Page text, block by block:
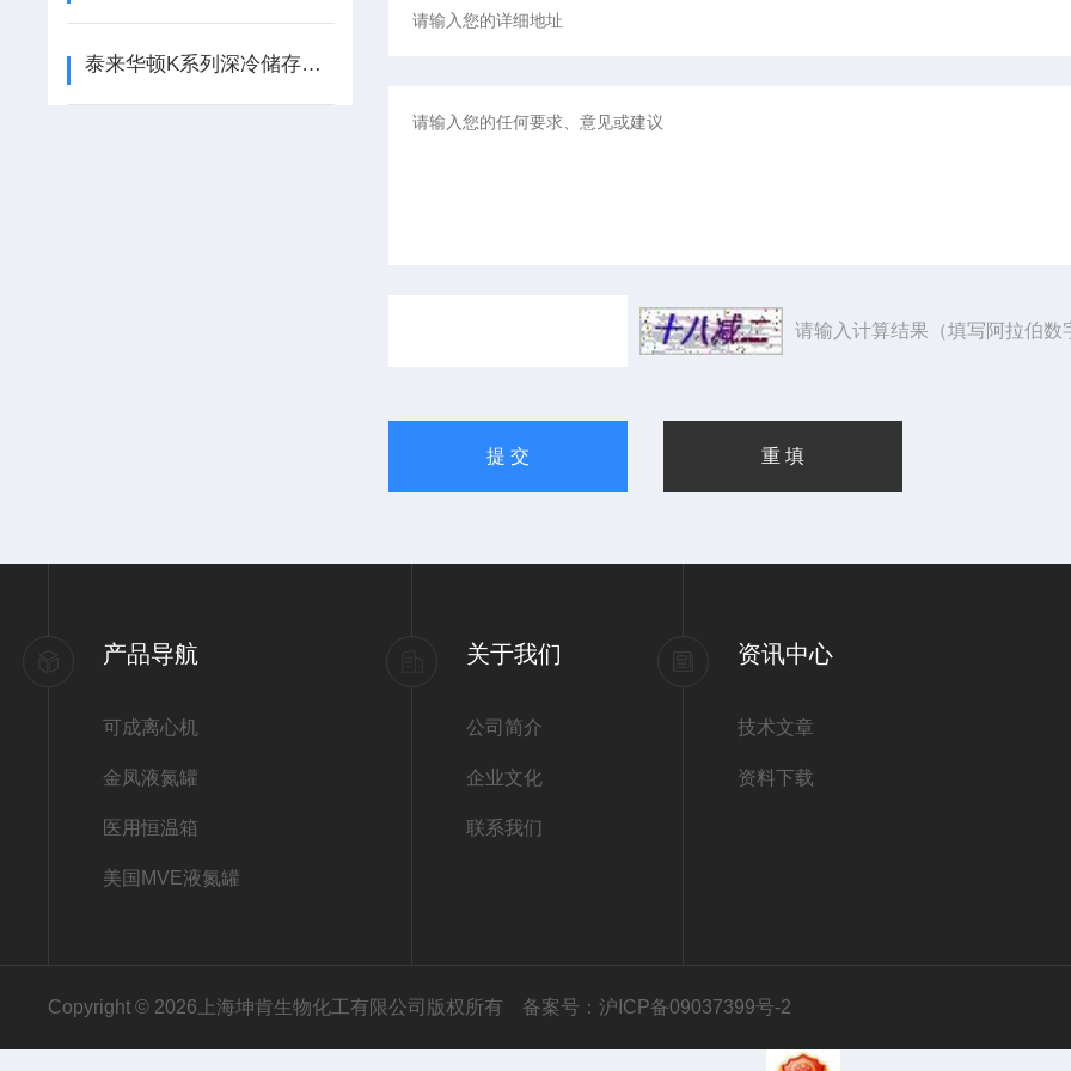
泰来华顿K系列深冷储存系统
请输入计算结果（填写阿拉伯数
产品导航
可成离心机
金凤液氮罐
医用恒温箱
美国MVE液氮罐
关于我们
公司简介
企业文化
联系我们
资讯中心
技术文章
资料下载
Copyright © 2026上海坤肯生物化工有限公司版权所有 备案号：沪ICP备09037399号-2